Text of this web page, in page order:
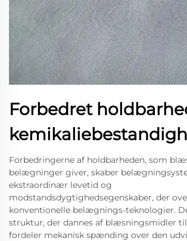
Forbedret
Forbedringerne af holdbarheden, som
belægninger giver, skaber
ekstraordinær levetid og
modstandsdygtighedsegenskaber, der
konventionelle belægnings-teknologier.
struktur, der dannes af blæsningsmidler
fordeler mekanisk spænding over den